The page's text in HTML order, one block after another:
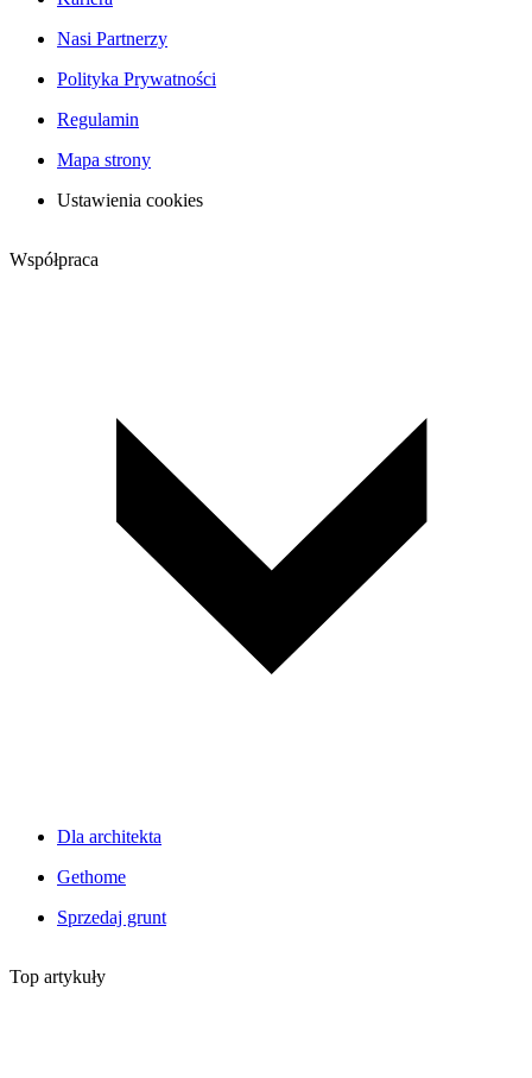
Nasi Partnerzy
Polityka Prywatności
Regulamin
Mapa strony
Ustawienia cookies
Współpraca
Dla architekta
Gethome
Sprzedaj grunt
Top artykuły